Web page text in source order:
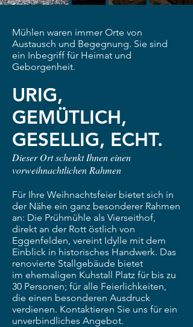
Mühlen waren immer Orte von
Austausch und Begegnung. Sie sind
ein Inbegriff für Heimat und
Geborgenheit.
URIG,
GEMÜTLICH,
GESELLIG, ECHT.
Dieser Ort schenkt Ihnen einen
vorweihnachtlichen Rahmen
Für Ihre Weihnachtsfeier bietet sich in
der Nähe ein ganz besonderer Rahmen
an: Die Prühmühle als Vierseithof,
direkt an der Rott östlich von
Eggenfelden, vereint Idylle mit dem
Einblick in historisches Handwerk. Das
renovierte Stallgebäude bietet
im ehemaligen Kuhstall Platz für bis zu
30 Personen; für alle Feierlichkeiten,
die einen besonderen Ausdruck
verdienen. Kontaktieren Sie uns für ein
unverbindliches Angebot.